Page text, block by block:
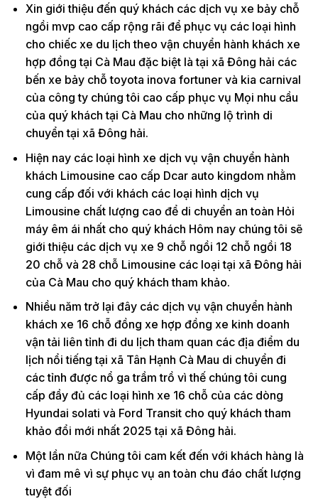
Xin giới thiệu đến quý khách các dịch vụ xe bảy chỗ
ngồi mvp cao cấp rộng rãi để phục vụ các loại hình
cho chiếc xe du lịch theo vận chuyển hành khách xe
hợp đồng tại Cà Mau đặc biệt là tại xã Đông hải các
bến xe bảy chỗ toyota inova fortuner và kia carnival
của công ty chúng tôi cao cấp phục vụ Mọi nhu cầu
của quý khách tại Cà Mau cho những lộ trình di
chuyển tại xã Đông hải.
Hiện nay các loại hình xe dịch vụ vận chuyển hành
khách Limousine cao cấp Dcar auto kingdom nhằm
cung cấp đối với khách các loại hình dịch vụ
Limousine chất lượng cao để di chuyển an toàn Hỏi
máy êm ái nhất cho quý khách Hôm nay chúng tôi sẽ
giới thiệu các dịch vụ xe 9 chỗ ngồi 12 chỗ ngồi 18
20 chỗ và 28 chỗ Limousine các loại tại xã Đông hải
của Cà Mau cho quý khách tham khảo.
Nhiều năm trở lại đây các dịch vụ vận chuyển hành
khách xe 16 chỗ đồng xe hợp đồng xe kinh doanh
vận tải liên tỉnh đi du lịch tham quan các địa điểm du
lịch nổi tiếng tại xã Tân Hạnh Cà Mau di chuyển đi
các tỉnh được nổ ga trầm trồ vì thế chúng tôi cung
cấp đầy đủ các loại hình xe 16 chỗ của các dòng
Hyundai solati và Ford Transit cho quý khách tham
khảo đổi mới nhất 2025 tại xã Đông hải.
Một lần nữa Chúng tôi cam kết đến với khách hàng là
vì đam mê vì sự phục vụ an toàn chu đáo chất lượng
tuyệt đối